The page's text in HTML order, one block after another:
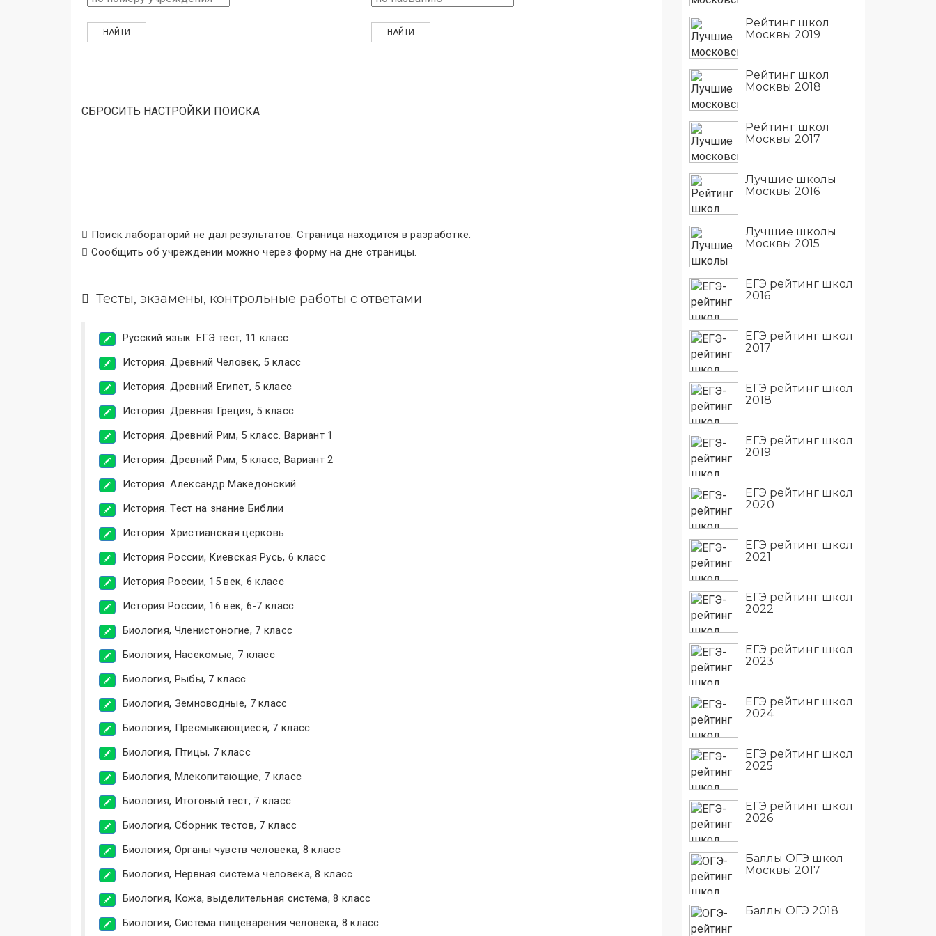
СБРОСИТЬ НАСТРОЙКИ ПОИСКА
Поиск лабораторий не дал результатов. Страница находится в разработке.
Сообщить об учреждении можно через форму на дне страницы.
Тесты, экзамены, контрольные работы с ответами
Русский язык. ЕГЭ тест, 11 класс
История. Древний Человек, 5 класс
История. Древний Египет, 5 класс
История. Древняя Греция, 5 класс
История. Древний Рим, 5 класс. Вариант 1
История. Древний Рим, 5 класс, Вариант 2
История. Александр Македонский
История. Тест на знание Библии
История. Христианская церковь
История России, Киевская Русь, 6 класс
История России, 15 век, 6 класс
История России, 16 век, 6-7 класс
Биология, Членистоногие, 7 класс
Биология, Насекомые, 7 класс
Биология, Рыбы, 7 класс
Биология, Земноводные, 7 класс
Биология, Пресмыкающиеся, 7 класс
Биология, Птицы, 7 класс
Биология, Млекопитающие, 7 класс
Биология, Итоговый тест, 7 класс
Биология, Сборник тестов, 7 класс
Биология, Органы чувств человека, 8 класс
Биология, Нервная система человека, 8 класс
Биология, Кожа, выделительная система, 8 класс
Биология, Система пищеварения человека, 8 класс
Рейтинг школ
Москвы 2019
Рейтинг школ
Москвы 2018
Рейтинг школ
Москвы 2017
Лучшие школы
Москвы 2016
Лучшие школы
Москвы 2015
ЕГЭ рейтинг школ
2016
ЕГЭ рейтинг школ
2017
ЕГЭ рейтинг школ
2018
ЕГЭ рейтинг школ
2019
ЕГЭ рейтинг школ
2020
ЕГЭ рейтинг школ
2021
ЕГЭ рейтинг школ
2022
ЕГЭ рейтинг школ
2023
ЕГЭ рейтинг школ
2024
ЕГЭ рейтинг школ
2025
ЕГЭ рейтинг школ
2026
Баллы ОГЭ школ
Москвы 2017
Баллы ОГЭ 2018